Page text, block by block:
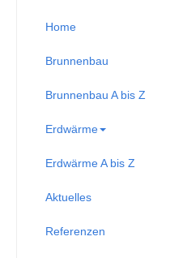
Home
Brunnenbau
Brunnenbau A bis Z
Erdwärme
Erdwärme A bis Z
Aktuelles
Referenzen